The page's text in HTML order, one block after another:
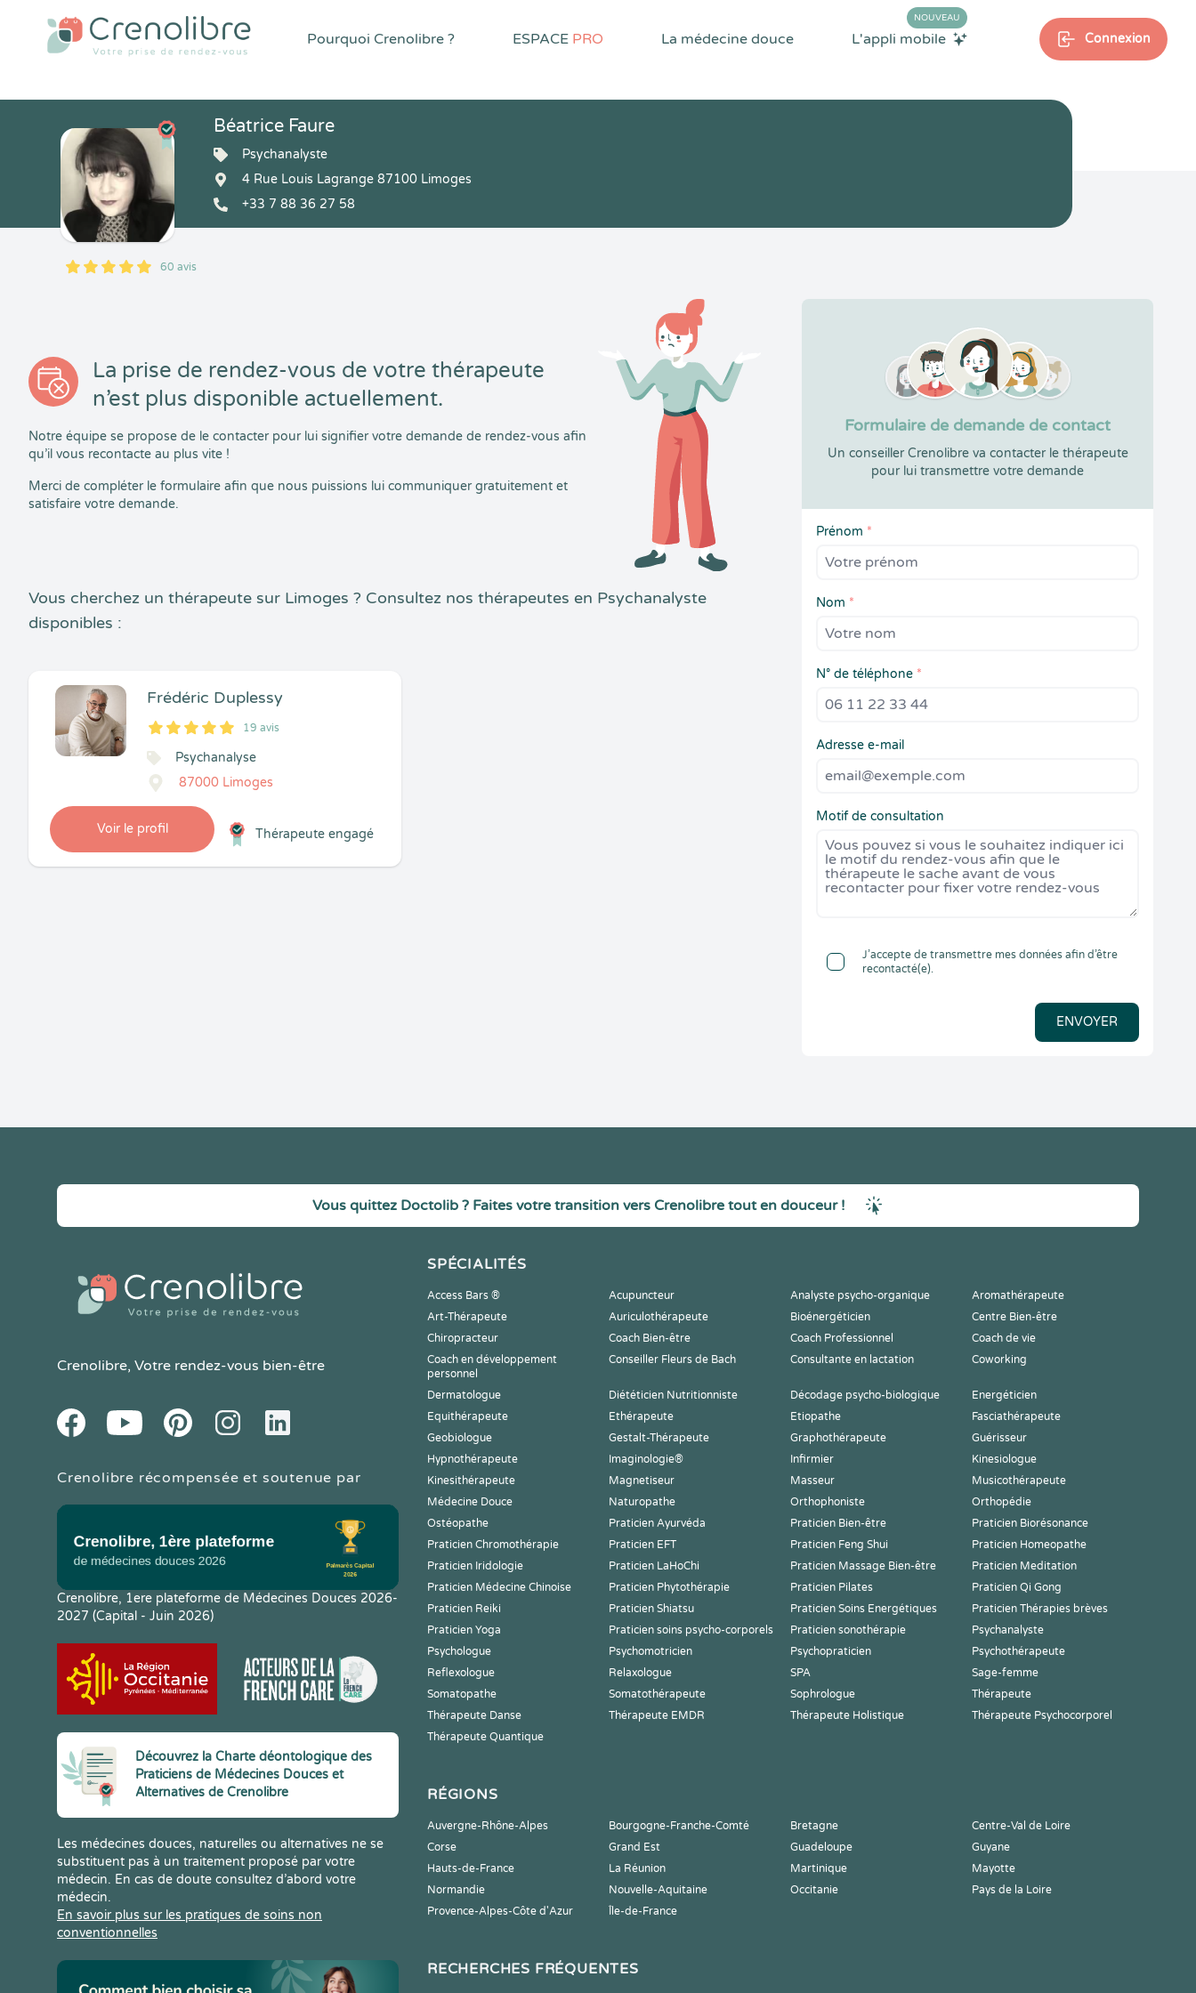
Pourquoi Crenolibre ? ESPACE PRO La médecine douce L'appli mobile
NOUVEAU
Connexion
5
1
5
60 60 avis
Béatrice Faure
Psychanalyste
4 Rue Louis Lagrange 87100 Limoges
+33 7 88 36 27 58
La prise de rendez-vous de votre thérapeute
n’est plus disponible actuellement.
Notre équipe se propose de le contacter pour lui signifier votre demande de rendez-vous afin
qu’il vous recontacte au plus vite !
Merci de compléter le formulaire afin que nous puissions lui communiquer gratuitement et
satisfaire votre demande.
Vous cherchez un thérapeute sur Limoges ? Consultez nos thérapeutes en Psychanalyste
disponibles :
Frédéric Duplessy
5
1
5
19 19 avis
Psychanalyse
87000 Limoges
Voir le profil Thérapeute engagé
Formulaire de demande de contact
Un conseiller Crenolibre va contacter le thérapeute
pour lui transmettre votre demande
Prénom *
Nom *
N° de téléphone *
Adresse e-mail
Motif de consultation
J’accepte de transmettre mes données afin d’être
recontacté(e).
ENVOYER
Vous quittez Doctolib ? Faites votre transition vers Crenolibre tout en douceur !
Crenolibre, Votre rendez-vous bien-être
FacebookYoutube PinteresetInstagramLinkedIn
Crenolibre récompensée et soutenue par
Crenolibre, 1ere plateforme de Médecines Douces 2026-
2027 (Capital - Juin 2026)
Découvrez la Charte déontologique des
Praticiens de Médecines Douces et
Alternatives de Crenolibre
Les médecines douces, naturelles ou alternatives ne se
substituent pas à un traitement proposé par votre
médecin. En cas de doute consultez d’abord votre
médecin.
En savoir plus sur les pratiques de soins non
conventionnelles
SPÉCIALITÉS
Access Bars ® Acupuncteur Analyste psycho-organique
Aromathérapeute
Art-Thérapeute
Auriculothérapeute Bioénergéticien
Centre Bien-être
Chiropracteur
Coach Bien-être Coach Professionnel
Coach de vie
Coach en développement
personnel
Conseiller Fleurs de Bach Consultante en lactation Coworking
Dermatologue Diététicien Nutritionniste Décodage psycho-biologique
Energéticien
Equithérapeute
Ethérapeute Etiopathe
Fasciathérapeute
Geobiologue
Gestalt-Thérapeute Graphothérapeute
Guérisseur
Hypnothérapeute
Imaginologie® Infirmier
Kinesiologue
Kinesithérapeute
Magnetiseur Masseur
Musicothérapeute
Médecine Douce
Naturopathe Orthophoniste
Orthopédie
Ostéopathe
Praticien Ayurvéda Praticien Bien-être
Praticien Biorésonance
Praticien Chromothérapie
Praticien EFT Praticien Feng Shui
Praticien Homeopathe
Praticien Iridologie
Praticien LaHoChi Praticien Massage Bien-être
Praticien Meditation
Praticien Médecine Chinoise
Praticien Phytothérapie Praticien Pilates
Praticien Qi Gong
Praticien Reiki
Praticien Shiatsu Praticien Soins Energétiques
Praticien Thérapies brèves
Praticien Yoga
Praticien soins psycho-corporels Praticien sonothérapie
Psychanalyste
Psychologue
Psychomotricien Psychopraticien
Psychothérapeute
Reflexologue
Relaxologue SPA
Sage-femme
Somatopathe
Somatothérapeute Sophrologue
Thérapeute
Thérapeute Danse
Thérapeute EMDR Thérapeute Holistique
Thérapeute Psychocorporel
Thérapeute Quantique
RÉGIONS
Auvergne-Rhône-Alpes Bourgogne-Franche-Comté Bretagne
Centre-Val de Loire
Corse
Grand Est Guadeloupe
Guyane
Hauts-de-France
La Réunion Martinique
Mayotte
Normandie
Nouvelle-Aquitaine Occitanie
Pays de la Loire
Provence-Alpes-Côte d'Azur
Île-de-France
RECHERCHES FRÉQUENTES